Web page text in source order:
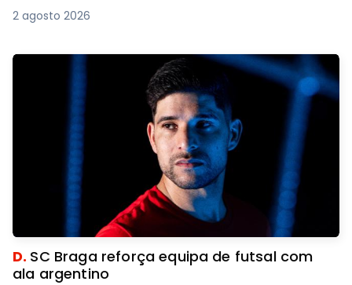
2 agosto 2026
D. SC Braga reforça equipa de futsal com
ala argentino